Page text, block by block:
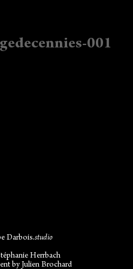
001
Darbois.studio
Herrbach
by Julien Brochard